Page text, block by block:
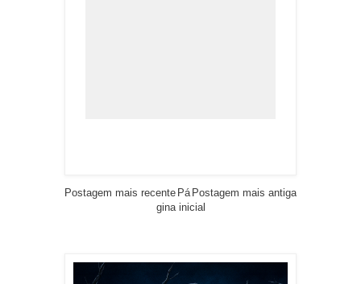
Postagem mais recente Postagem mais antiga
Pá
gina inicial